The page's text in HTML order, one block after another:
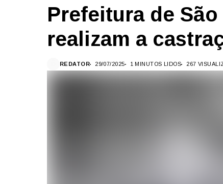
Prefeitura de São
realizam a
REDATOR 29/07/2025 1 MINUTOS LIDOS 267